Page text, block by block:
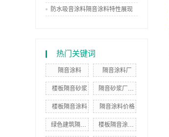
防水吸音涂料隔音涂料特性展现
热门关键词
隔音涂料 隔音涂料厂
楼板隔音砂浆 隔音砂浆厂家批发
楼板隔音涂料 隔音涂料价格
绿色建筑隔音涂料 楼板隔音涂料厂家